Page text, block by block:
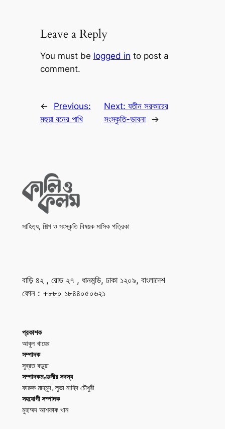
Leave a Reply
You must be logged in to post a
comment.
←
Previous:
মহুয়া বনের পাখি
Next: যতীন সরকারের
সংস্কৃতি-ভাবনা
→
সাহিত্য, শিল্প ও সংস্কৃতি বিষয়ক মাসিক পত্রিকা
বাড়ি ৪২ , রোড ২৭ , ধানমন্ডি, ঢাকা ১২০৯, বাংলাদেশ
ফোন : +৮৮০ ১৮৪৪০৫০৬২১
প্রকাশক
আবুল খায়ের
সম্পাদক
সুব্রত বড়ুয়া
সম্পাদকমণ্ডলীর সদস্য
ফারুক মাহমুদ, লুভা নাহিদ চৌধুরী
সহযোগী সম্পাদক
মুহাম্মদ আশফাক খান